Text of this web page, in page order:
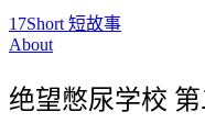
17Short 短故事
About
绝望憋尿学校